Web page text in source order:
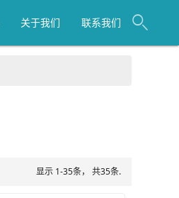
关于我们 联系我们
显示 1-35条， 共35条.